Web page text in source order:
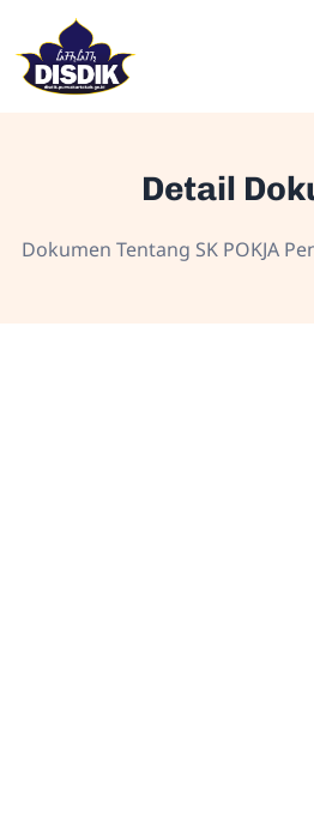
Detail
Dokumen Tentang SK POKJA